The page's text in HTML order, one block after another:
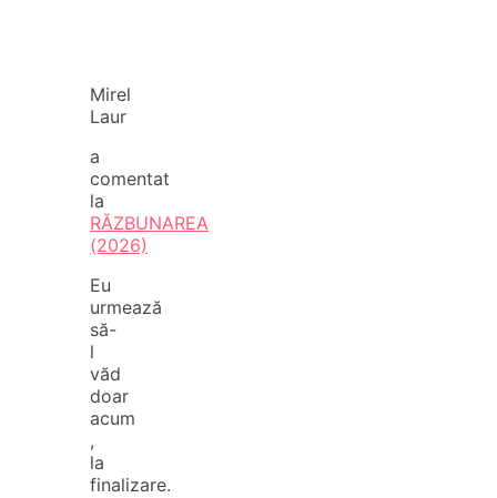
Mirel
Laur
a
comentat
la
RĂZBUNAREA
(2026)
Eu
urmează
să-
l
văd
doar
acum
,
la
finalizare.